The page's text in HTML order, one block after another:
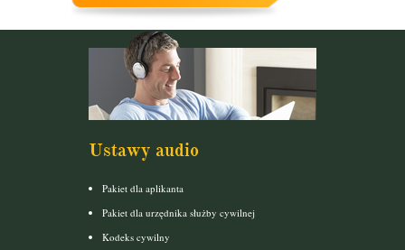
Ustawy audio
Pakiet dla aplikanta
Pakiet dla urzędnika służby cywilnej
Kodeks cywilny